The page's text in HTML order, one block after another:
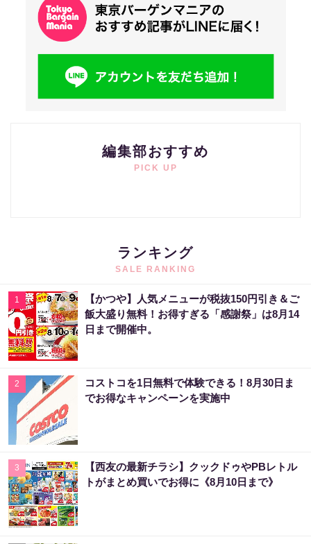
編集部おすすめ
PICK UP
ランキング
SALE RANKING
1
【かつや】人気メニューが税抜150円引き＆ご
飯大盛り無料！お得すぎる「感謝祭」は8月14
日まで開催中。
2
コストコを1日無料で体験できる！8月30日ま
でお得なキャンペーンを実施中
3
【西友の最新チラシ】クックドゥやPBレトル
トがまとめ買いでお得に《8月10日まで》